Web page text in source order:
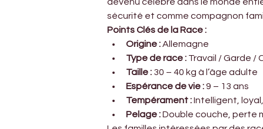
sécurité et comme compagnon
Points Clés de la Race :
Origine : Allemagne
Type de race : Travail / Garde /
Taille : 30 – 40 kg à l’âge adulte
Espérance de vie : 9 – 13 ans
Tempérament : Intelligent,
Pelage : Double couche, perte